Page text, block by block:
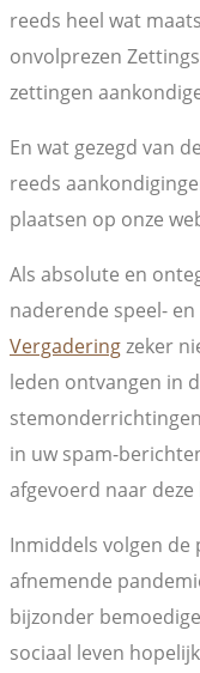
reeds heel wat
onvolprezen
zettingen
En wat gezegd van
reeds
plaatsen op onze
Als absolute en
naderende speel-
Vergaderingzeker
leden ontvangen in
in uw spam-
afgevoerd naar
Inmiddels volgen de
afnemende
bijzonder
sociaal leven